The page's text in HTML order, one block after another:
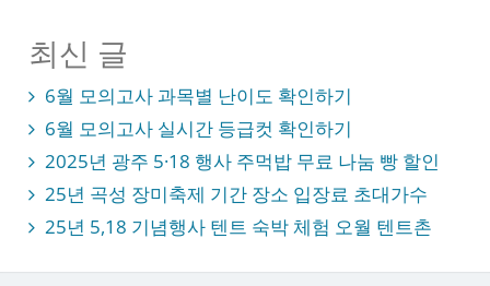
최신 글
6월 모의고사 과목별 난이도 확인하기
6월 모의고사 실시간 등급컷 확인하기
2025년 광주 5·18 행사 주먹밥 무료 나눔 빵 할인
25년 곡성 장미축제 기간 장소 입장료 초대가수
25년 5,18 기념행사 텐트 숙박 체험 오월 텐트촌